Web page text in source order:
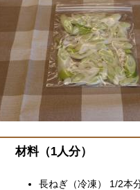
材料（1人分）
長ねぎ（冷凍） 1/2本